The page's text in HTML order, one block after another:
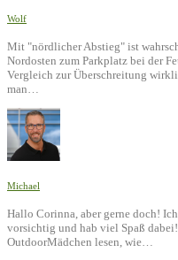
Wolf
Mit "nördlicher Abstieg" ist
Nordosten zum Parkplatz bei der
Vergleich zur Überschreitung
man…
Michael
Hallo Corinna, aber gerne doch!
vorsichtig und hab viel Spaß
OutdoorMädchen lesen, wie…